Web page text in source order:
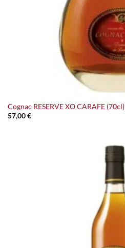
Cognac RESERVE XO CARAFE (70cl)
57,00€